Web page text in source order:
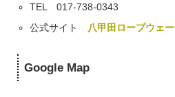
TEL 017-738-0343
公式サイト
八甲田ロープウェー
Google Map